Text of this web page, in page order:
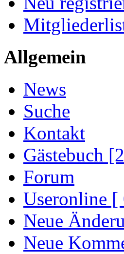
Allgemein
News
Suche
Kontakt
Gästebuch
Forum
Useronline [
Neue
Neue